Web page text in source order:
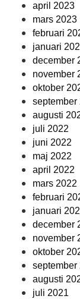
april 2023
mars 2023
februari
januari
december
november
oktober
september
augusti
juli 2022
juni 2022
maj 2022
april 2022
mars 2022
februari
januari
december
november
oktober
september
augusti
juli 2021